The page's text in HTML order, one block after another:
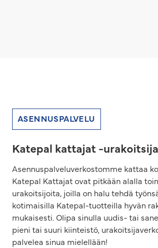
ASENNUSPALVELU
Katepal kattajat -
Asennuspalveluverkostomme kattaa
Katepal Kattajat ovat pitkään alalla
urakoitsijoita, joilla on halu tehdä
kotimaisilla Katepal-tuotteilla hyvän
mukaisesti. Olipa sinulla uudis- tai
pieni tai suuri kiinteistö,
palvelea sinua mielellään!